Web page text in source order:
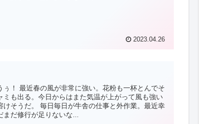
2023.04.26
ぅ！ 最近春の風が非常に強い。花粉も一杯とんでそ
ミも出る。今日からはまた気温が上がって風も強い
けそうだ。 毎日毎日が牛舎の仕事と外作業。最近幸
だ修行が足りないな...